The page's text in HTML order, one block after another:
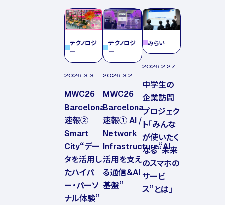
テクノロジ
ー
2026.3.3
MWC26
Barcelona
速報②
Smart
City“デー
タを活用し
たハイパ
ー・パーソ
ナル体験”
テクノロジ
ー
2026.3.2
MWC26
Barcelona
速報① AI /
Network
Infrastructure“AI
活用を支え
る通信＆AI
基盤”
みらい
2026.2.27
中学生の
企業訪問
プロジェク
ト「みんな
が使いたく
なる“未来
のスマホの
サービ
ス”とは」